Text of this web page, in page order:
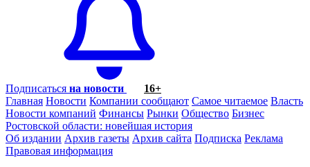
Подписаться на новости
16+
Главная Новости Компании сообщают Самое читаемое Власть
Новости компаний Финансы Рынки Общество Бизнес
Ростовской области: новейшая история
Об издании Архив газеты Архив сайта Подписка Реклама
Правовая информация